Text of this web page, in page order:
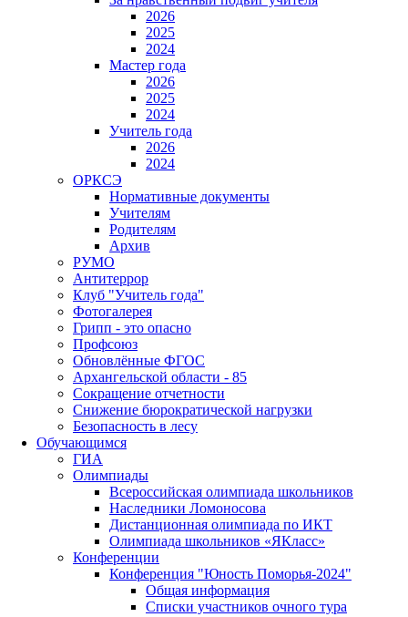
2026
2025
2024
Мастер года
2026
2025
2024
Учитель года
2026
2024
ОРКСЭ
Нормативные документы
Учителям
Родителям
Архив
РУМО
Антитеррор
Клуб "Учитель года"
Фотогалерея
Грипп - это опасно
Профсоюз
Обновлённые ФГОС
Архангельской области - 85
Сокращение отчетности
Снижение бюрократической нагрузки
Безопасность в лесу
Обучающимся
ГИА
Олимпиады
Всероссийская олимпиада школьников
Наследники Ломоносова
Дистанционная олимпиада по ИКТ
Олимпиада школьников «ЯКласс»
Конференции
Конференция "Юность Поморья-2024"
Общая информация
Списки участников очного тура